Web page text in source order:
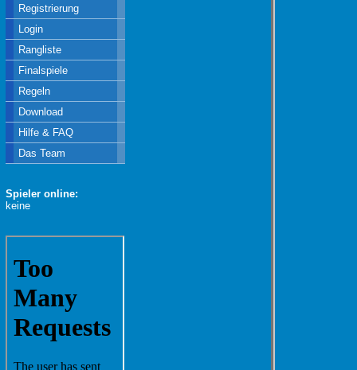
Registrierung
Login
Rangliste
Finalspiele
Regeln
Download
Hilfe & FAQ
Das Team
Spieler online:
keine